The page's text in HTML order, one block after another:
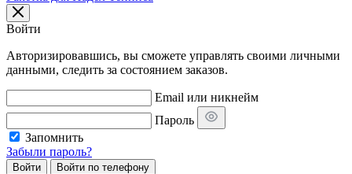
Войти
Авторизировавшись, вы сможете управлять своими личными
данными, следить за состоянием заказов.
Email или никнейм
Пароль
Запомнить
Забыли пароль?
Войти Войти по телефону